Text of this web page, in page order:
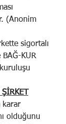
(Anonim
sigortalı
BAĞ-KUR
karar
olduğunu